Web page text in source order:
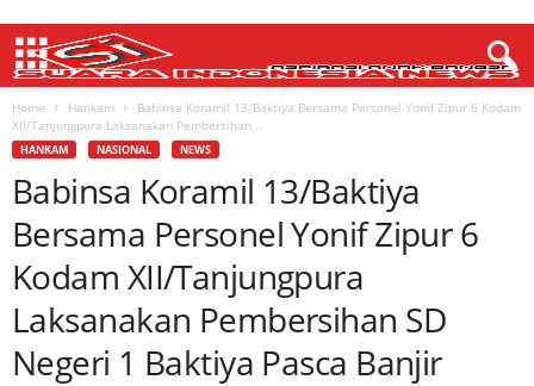
Home Hankam
Babinsa Koramil 13/Baktiya Bersama Personel Yonif Zipur 6 Kodam
XII/Tanjungpura Laksanakan Pembersihan...
HANKAM NASIONAL NEWS
Babinsa Koramil 13/Baktiya
Bersama Personel Yonif Zipur 6
Kodam XII/Tanjungpura
Laksanakan Pembersihan SD
Negeri 1 Baktiya Pasca Banjir